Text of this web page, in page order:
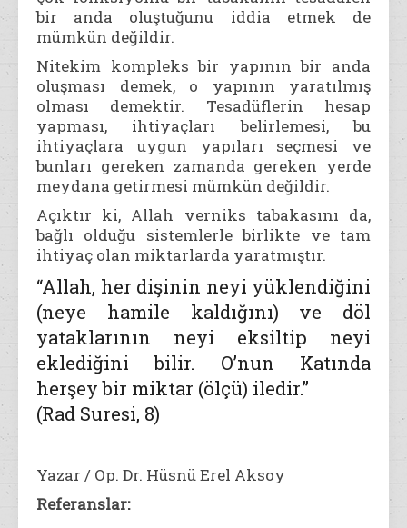
bir anda oluştuğunu iddia etmek de
mümkün değildir.
Nitekim kompleks bir yapının bir anda
oluşması demek, o yapının yaratılmış
olması demektir. Tesadüflerin hesap
yapması, ihtiyaçları belirlemesi, bu
ihtiyaçlara uygun yapıları seçmesi ve
bunları gereken zamanda gereken yerde
meydana getirmesi mümkün değildir.
Açıktır ki, Allah verniks tabakasını da,
bağlı olduğu sistemlerle birlikte ve tam
ihtiyaç olan miktarlarda yaratmıştır.
“Allah, her dişinin neyi yüklendiğini
(neye hamile kaldığını) ve döl
yataklarının neyi eksiltip neyi
eklediğini bilir. O’nun Katında
herşey bir miktar (ölçü) iledir.”
(Rad Suresi, 8)
Yazar / Op. Dr. Hüsnü Erel Aksoy
Referanslar: